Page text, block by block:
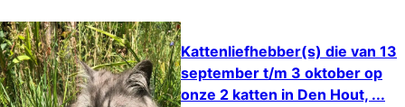
Kattenliefhebber(s) die van 13
september t/m 3 oktober op
onze 2 katten in Den Hout, ...